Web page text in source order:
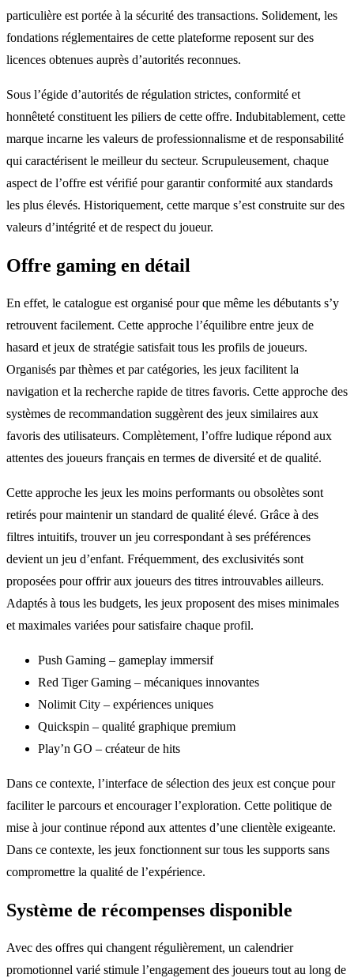
particulière est portée à la sécurité des transactions. Solidement, les
fondations réglementaires de cette plateforme reposent sur des
licences obtenues auprès d’autorités reconnues.
Sous l’égide d’autorités de régulation strictes, conformité et
honnêteté constituent les piliers de cette offre. Indubitablement, cette
marque incarne les valeurs de professionnalisme et de responsabilité
qui caractérisent le meilleur du secteur. Scrupuleusement, chaque
aspect de l’offre est vérifié pour garantir conformité aux standards
les plus élevés. Historiquement, cette marque s’est construite sur des
valeurs d’intégrité et de respect du joueur.
Offre gaming en détail
En effet, le catalogue est organisé pour que même les débutants s’y
retrouvent facilement. Cette approche l’équilibre entre jeux de
hasard et jeux de stratégie satisfait tous les profils de joueurs.
Organisés par thèmes et par catégories, les jeux facilitent la
navigation et la recherche rapide de titres favoris. Cette approche des
systèmes de recommandation suggèrent des jeux similaires aux
favoris des utilisateurs. Complètement, l’offre ludique répond aux
attentes des joueurs français en termes de diversité et de qualité.
Cette approche les jeux les moins performants ou obsolètes sont
retirés pour maintenir un standard de qualité élevé. Grâce à des
filtres intuitifs, trouver un jeu correspondant à ses préférences
devient un jeu d’enfant. Fréquemment, des exclusivités sont
proposées pour offrir aux joueurs des titres introuvables ailleurs.
Adaptés à tous les budgets, les jeux proposent des mises minimales
et maximales variées pour satisfaire chaque profil.
Push Gaming – gameplay immersif
Red Tiger Gaming – mécaniques innovantes
Nolimit City – expériences uniques
Quickspin – qualité graphique premium
Play’n GO – créateur de hits
Dans ce contexte, l’interface de sélection des jeux est conçue pour
faciliter le parcours et encourager l’exploration. Cette politique de
mise à jour continue répond aux attentes d’une clientèle exigeante.
Dans ce contexte, les jeux fonctionnent sur tous les supports sans
compromettre la qualité de l’expérience.
Système de récompenses disponible
Avec des offres qui changent régulièrement, un calendrier
promotionnel varié stimule l’engagement des joueurs tout au long de